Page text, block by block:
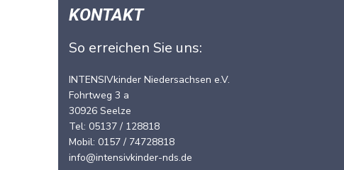
a
v
i
g
a
t
i
KONTAKT
So erreichen Sie uns:
INTENSIVkinder Niedersachsen e.V.
Fohrtweg 3 a
30926 Seelze
Tel: 05137 / 128818
Mobil: 0157 / 74728818
info@intensivkinder-nds.de